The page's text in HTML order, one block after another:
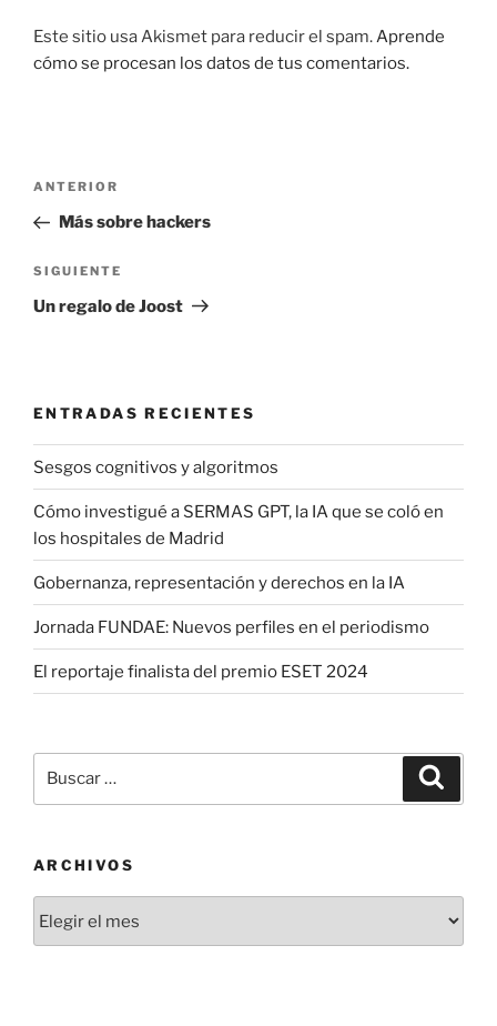
Este sitio usa Akismet para reducir el spam.Aprende
cómo se procesan los datos de tus comentarios.
Navegación
entradas
Entrada
anterior:
ANTERIOR
Más sobre hackers
Siguiente
entrada
SIGUIENTE
Un regalo de Joost
ENTRADAS RECIENTES
Sesgos cognitivos y algoritmos
Cómo investigué a SERMAS GPT, la IA que se coló en
los hospitales de Madrid
Gobernanza, representación y derechos en la IA
Jornada FUNDAE: Nuevos perfiles en el periodismo
El reportaje finalista del premio ESET 2024
por:
ARCHIVOS